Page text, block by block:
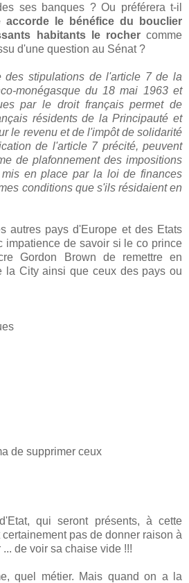
ses banques ? Ou préférera t-il
accorde le bénéfice du bouclier
habitants le rochercomme
d'une question au Sénat ?
des stipulations de l'article 7 de la
monégasque du 18 mai 1963 et
par le droit français permet de
résidents de la Principauté et
le revenu et de l'impôt de solidarité
de l'article 7 précité, peuvent
de plafonnement des impositions
en place par la loi de finances
conditions que s'ils résidaient en
autres pays d'Europe et des Etats
impatience de savoir si le co prince
Gordon Brown de remettre en
la City ainsi que ceux des pays ou
de supprimer ceux
qui seront présents, à cette
pas de donner raison à
de voir sa chaise vide !!!
quel métier. Mais quand on a la